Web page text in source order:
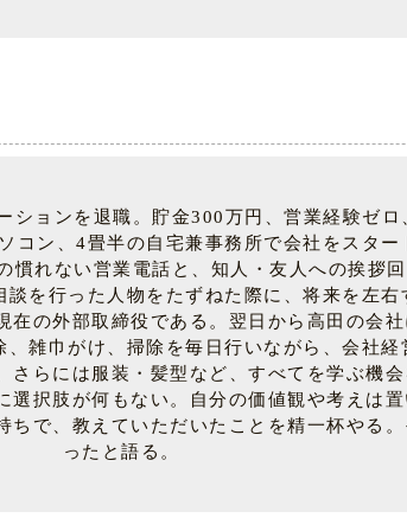
ションを退職。貯金300万円、営業経験ゼロ
コン、4畳半の自宅兼事務所で会社をスタ
慣れない営業電話と、知人・友人への挨拶
を行った人物をたずねた際に、将来を左右
在の外部取締役である。翌日から高田の会
雑巾がけ、掃除を毎日行いながら、会社経
さらには服装・髪型など、すべてを学ぶ機
選択肢が何もない。自分の価値観や考えは置
ちで、教えていただいたことを精一杯やる
ったと語る。